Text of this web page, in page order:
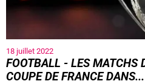
18 juillet 2022
FOOTBALL - LES MATCHS
COUPE DE FRANCE DANS...